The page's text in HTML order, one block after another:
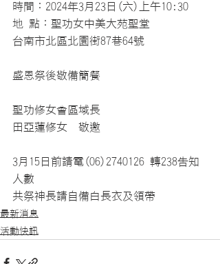
時間：2024年3月23日(六)上午10:30
地 點：聖功女中美大苑聖堂
台南市北區北園街87巷64號
盛恩祭後敬備簡餐
聖功修女會區域長
田亞蓮修女　敬邀
3月15日前請電(06)2740126 轉238告知
人數
共祭神長請自備白長衣及領帶
最新消息
活動快訊